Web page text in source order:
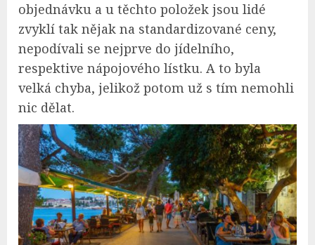
objednávku a u těchto položek jsou lidé
zvyklí tak nějak na standardizované ceny,
nepodívali se nejprve do jídelního,
respektive nápojového lístku. A to byla
velká chyba, jelikož potom už s tím nemohli
nic dělat.